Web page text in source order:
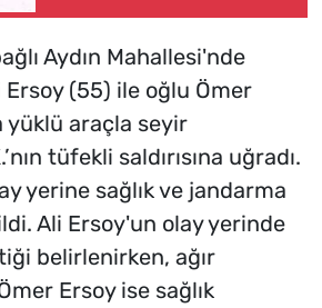
Aydın Mahallesi'nde
(55) ile oğlu Ömer
yüklü araçla seyir
tüfekli saldırısına uğradı.
yerine sağlık ve jandarma
Ali Ersoy'un olay yerinde
belirlenirken, ağır
Ersoy ise sağlık